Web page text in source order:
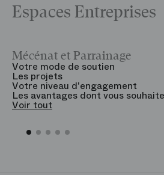
Espaces Entreprises
Mécénat et Parrainage
Votre mode de soutien
Les projets
Votre niveau d'engagement
Les avantages dont vous
Voir tout